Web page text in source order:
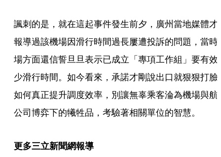
諷刺的是，就在這起事件發生前夕，廣州當地媒體才
報導過該機場因滑行時間過長屢遭投訴的問題，當時
場方面還信誓旦旦表示已成立「專項工作組」要有效
少滑行時間。如今看來，承諾才剛說出口就狠狠打臉
如何真正提升調度效率，別讓無辜乘客淪為機場與航
公司博弈下的犧牲品，考驗著相關單位的智慧。
更多三立新聞網報導